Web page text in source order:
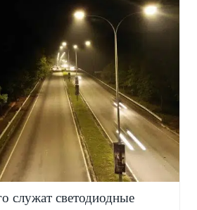
служат светодиодные